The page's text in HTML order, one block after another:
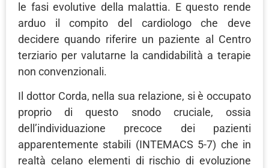
le fasi evolutive della malattia. E questo rende
arduo il compito del cardiologo che deve
decidere quando riferire un paziente al Centro
terziario per valutarne la candidabilità a terapie
non convenzionali.
Il dottor Corda, nella sua relazione, si è occupato
proprio di questo snodo cruciale, ossia
dell’individuazione precoce dei pazienti
apparentemente stabili (INTEMACS 5-7) che in
realtà celano elementi di rischio di evoluzione